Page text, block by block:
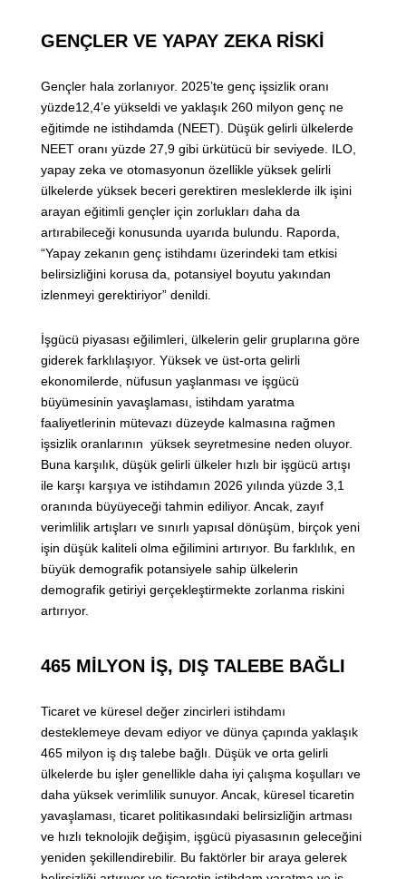
GENÇLER VE YAPAY ZEKA RİSKİ
Gençler hala zorlanıyor. 2025’te genç işsizlik oranı
yüzde12,4’e yükseldi ve yaklaşık 260 milyon genç ne
eğitimde ne istihdamda (NEET). Düşük gelirli ülkelerde
NEET oranı yüzde 27,9 gibi ürkütücü bir seviyede. ILO,
yapay zeka ve otomasyonun özellikle yüksek gelirli
ülkelerde yüksek beceri gerektiren mesleklerde ilk işini
arayan eğitimli gençler için zorlukları daha da
artırabileceği konusunda uyarıda bulundu. Raporda,
“Yapay zekanın genç istihdamı üzerindeki tam etkisi
belirsizliğini korusa da, potansiyel boyutu yakından
izlenmeyi gerektiriyor” denildi.
İşgücü piyasası eğilimleri, ülkelerin gelir gruplarına göre
giderek farklılaşıyor. Yüksek ve üst-orta gelirli
ekonomilerde, nüfusun yaşlanması ve işgücü
büyümesinin yavaşlaması, istihdam yaratma
faaliyetlerinin mütevazı düzeyde kalmasına rağmen
işsizlik oranlarının yüksek seyretmesine neden oluyor.
Buna karşılık, düşük gelirli ülkeler hızlı bir işgücü artışı
ile karşı karşıya ve istihdamın 2026 yılında yüzde 3,1
oranında büyüyeceği tahmin ediliyor. Ancak, zayıf
verimlilik artışları ve sınırlı yapısal dönüşüm, birçok yeni
işin düşük kaliteli olma eğilimini artırıyor. Bu farklılık, en
büyük demografik potansiyele sahip ülkelerin
demografik getiriyi gerçekleştirmekte zorlanma riskini
artırıyor.
465 MİLYON İŞ, DIŞ TALEBE BAĞLI
Ticaret ve küresel değer zincirleri istihdamı
desteklemeye devam ediyor ve dünya çapında yaklaşık
465 milyon iş dış talebe bağlı. Düşük ve orta gelirli
ülkelerde bu işler genellikle daha iyi çalışma koşulları ve
daha yüksek verimlilik sunuyor. Ancak, küresel ticaretin
yavaşlaması, ticaret politikasındaki belirsizliğin artması
ve hızlı teknolojik değişim, işgücü piyasasının geleceğini
yeniden şekillendirebilir. Bu faktörler bir araya gelerek